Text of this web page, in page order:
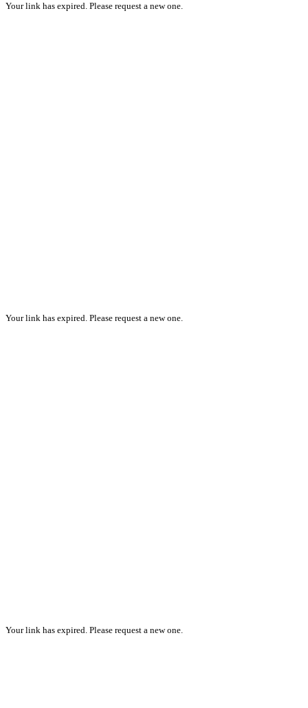
Your link has expired. Please request a new one.
Your link has expired. Please request a new one.
Your link has expired. Please request a new one.